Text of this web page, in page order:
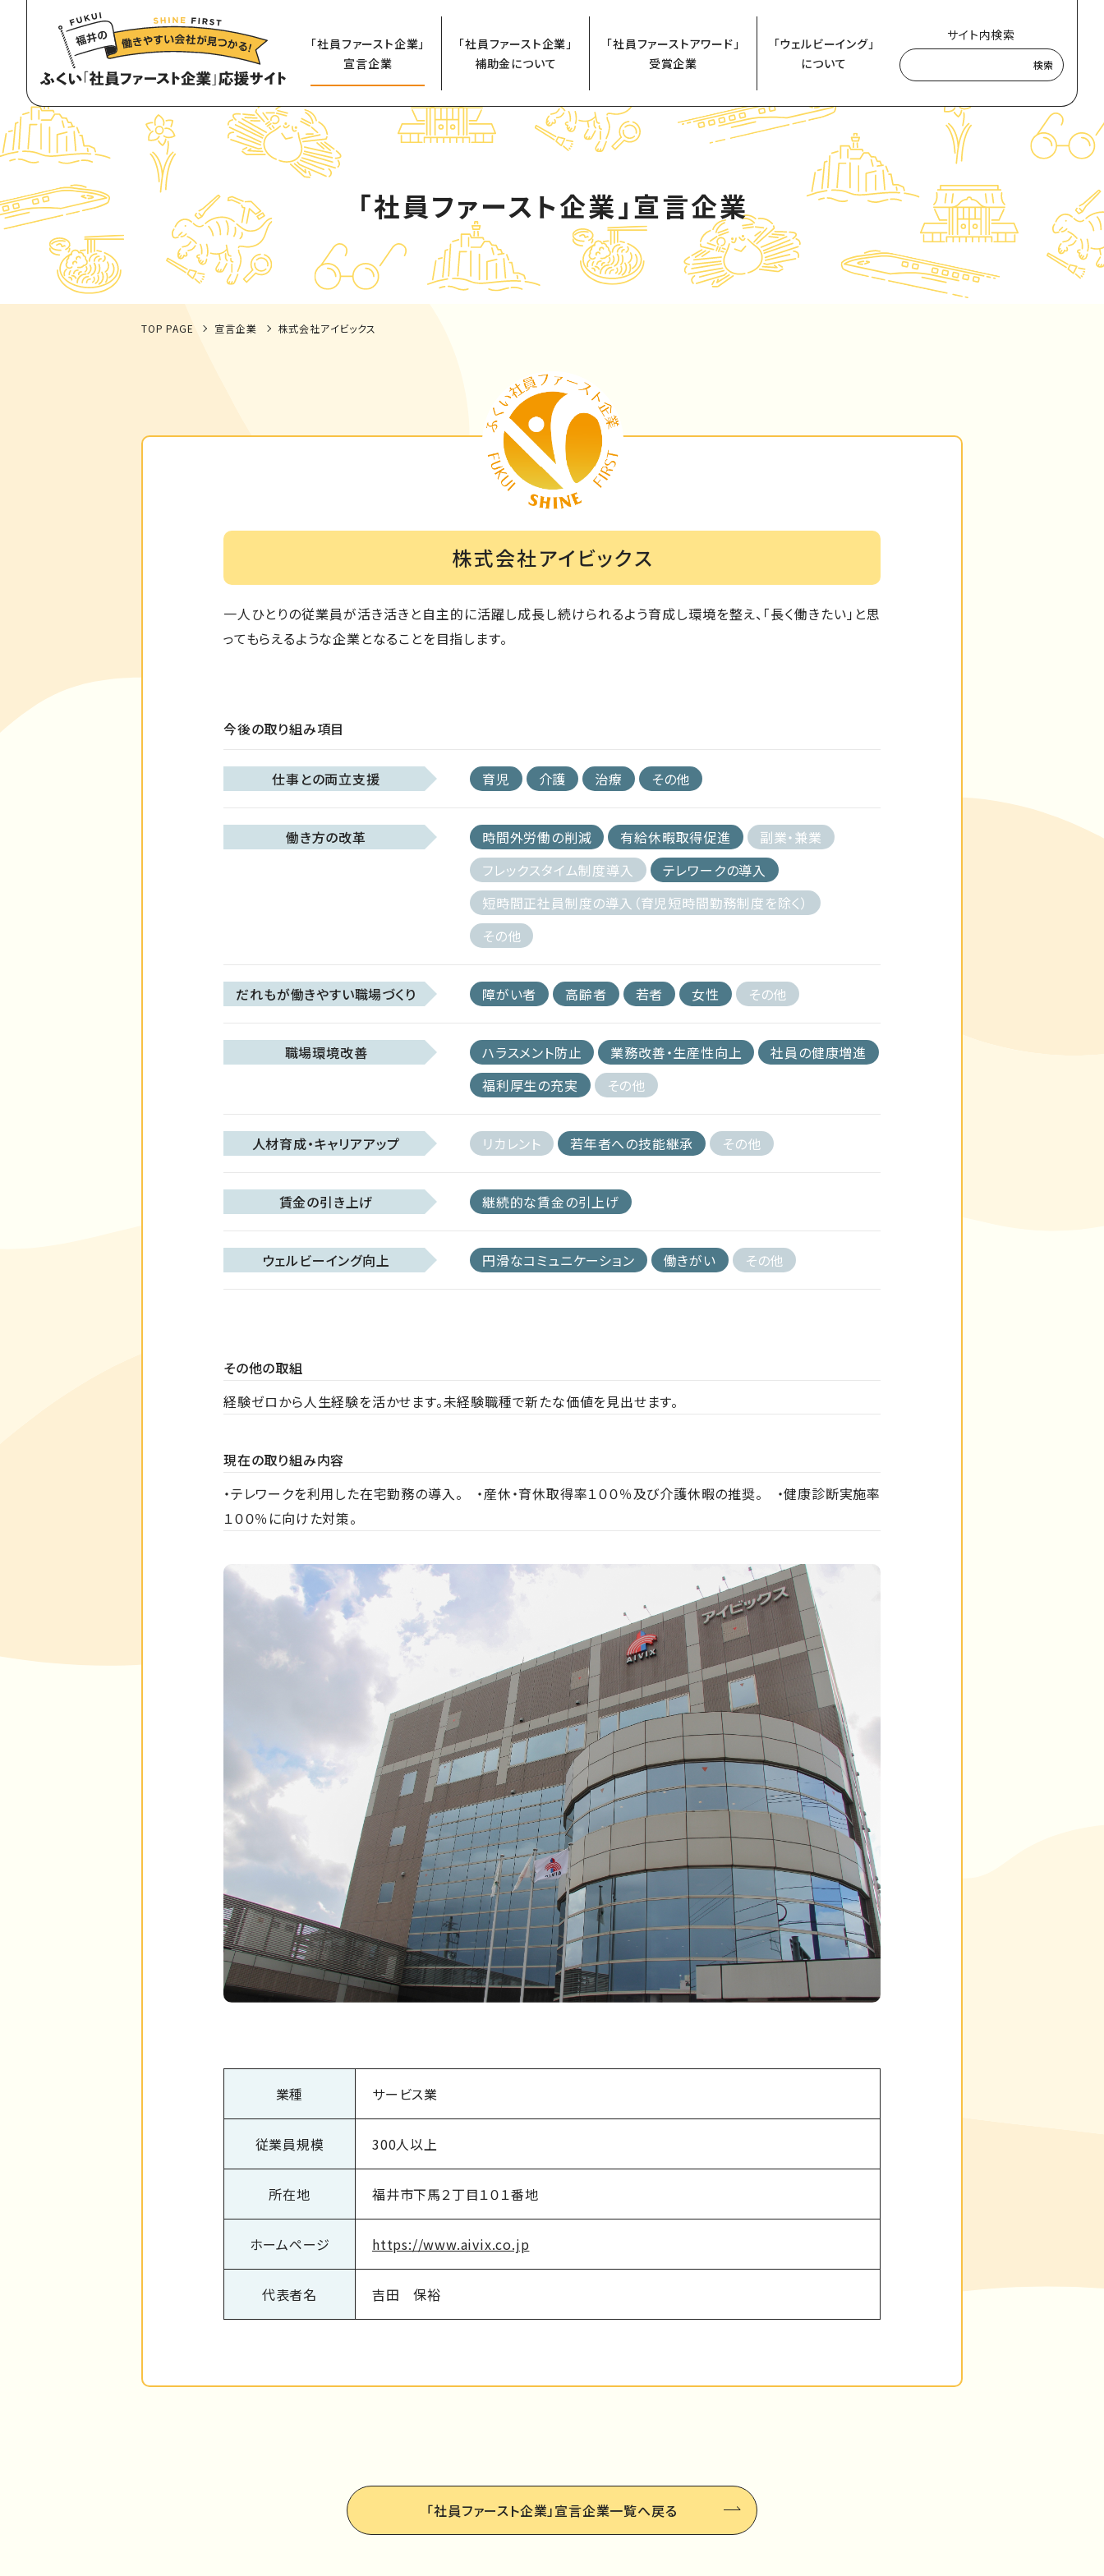
「社員ファースト企業」
宣言企業
「社員ファースト企業」
補助金について
「社員ファーストアワード」
受賞企業
「ウェルビーイング」
について
サイト内検索
検索
「社員ファースト企業」宣言企業
TOP PAGE 宣言企業 株式会社アイビックス
株式会社アイビックス
一人ひとりの従業員が活き活きと自主的に活躍し成長し続けられるよう育成し環境を整え、「長く働きたい」と思
ってもらえるような企業となることを目指します。
今後の取り組み項目
仕事との両立支援 育児 介護 治療 その他
働き方の改革 時間外労働の削減 有給休暇取得促進
副業・兼業
フレックスタイム制度導入
テレワークの導入
短時間正社員制度の導入（育児短時間勤務制度を除く）
その他
だれもが働きやすい職場づくり 障がい者 高齢者 若者 女性 その他
職場環境改善 ハラスメント防止 業務改善・生産性向上
社員の健康増進
福利厚生の充実
その他
人材育成・キャリアアップ リカレント 若年者への技能継承 その他
賃金の引き上げ 継続的な賃金の引上げ
ウェルビーイング向上 円滑なコミュニケーション 働きがい その他
その他の取組
経験ゼロから人生経験を活かせます。未経験職種で新たな価値を見出せます。
現在の取り組み内容
・テレワークを利用した在宅勤務の導入。 ・産休・育休取得率１００％及び介護休暇の推奨。 ・健康診断実施率
１００％に向けた対策。
業種 サービス業
従業員規模 300人以上
所在地 福井市下馬２丁目１０１番地
ホームページ https://www.aivix.co.jp
代表者名 吉田 保裕
「社員ファースト企業」宣言企業一覧へ戻る